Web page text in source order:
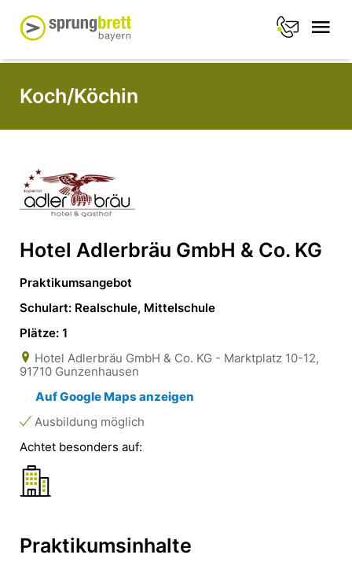
Koch/Köchin
Hotel Adlerbräu GmbH & Co. KG
Praktikumsangebot
Schulart: Realschule, Mittelschule
Plätze: 1
Hotel Adlerbräu GmbH & Co. KG - Marktplatz 10-12,
91710 Gunzenhausen
Auf Google Maps anzeigen
Ausbildung möglich
Achtet besonders auf:
Praktikumsinhalte